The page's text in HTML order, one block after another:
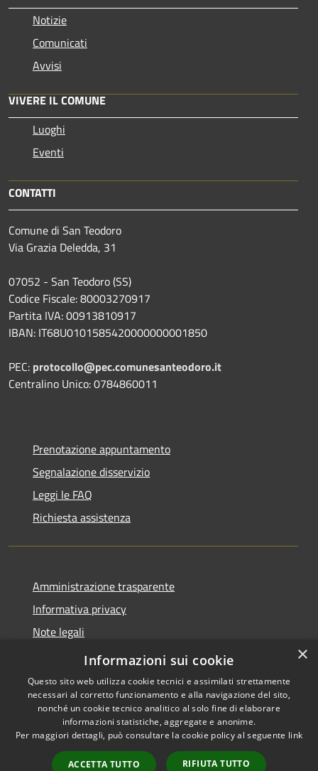
Notizie
Comunicati
Avvisi
VIVERE IL COMUNE
Luoghi
Eventi
CONTATTI
Comune di San Teodoro
Via Grazia Deledda, 31
07052 - San Teodoro (SS)
Codice Fiscale: 80003270917
Partita IVA: 00913810917
IBAN: IT68U0101585420000000001850
PEC: protocollo@pec.comunesanteodoro.it
Centralino Unico: 0784860011
Prenotazione appuntamento
Segnalazione disservizio
Leggi le FAQ
Richiesta assistenza
Amministrazione trasparente
Informativa privacy
Note legali
Dichiarazione di accessibilità
Accessibilità
Copyright © 2026 • Comune di
San Teodoro • Powered by
Municipium•
Accesso
×
Informazioni sui cookie
Questo sito web utilizza cookie tecnici e assimilati strettamente
necessari al corretto funzionamento e alla navigazione del sito,
nonché un cookie tecnico analitico al solo fine di elaborare
informazioni statistiche, aggregate e anonime.
Per maggiori dettagli, può consultare la cookie policy al seguente link
ACCETTA TUTTO RIFIUTA TUTTO